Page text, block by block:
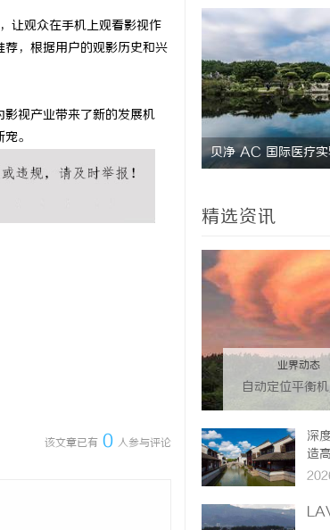
让观众在手机上观看影视作
，根据用户的观影历史和兴
视产业带来了新的发展机
。
该文章已有 0 人参与评论
AC 国际医疗实验室，标准化研发体系 武汉配眼镜 上
精选资讯
业界动态
自动定位平衡
化发
深
造